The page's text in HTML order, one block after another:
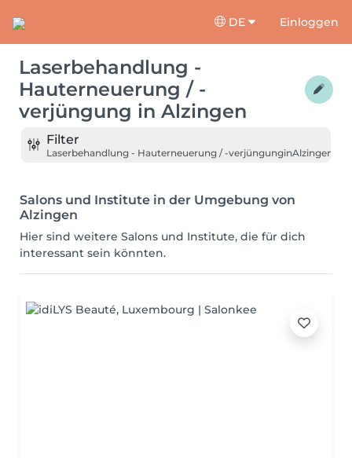
DE Einloggen
Laserbehandlung -
Hauterneuerung / -
verjüngung in Alzingen
Filter
Laserbehandlung - Hauterneuerung / -verjüngunginAlzingen
Salons und Institute in der Umgebung von
Alzingen
Hier sind weitere Salons und Institute, die für dich
interessant sein könnten.